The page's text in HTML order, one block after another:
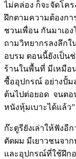
ไม่คล่อง ก็จะจัดโค
ฝึกตามความต้องกา
ชวนเพื่อน กันมาเอ
ถามวิทยากรลงลึกใ
อบรม ตอนนี้ยังเป็น
ร้านในพื้นที่ มีเหมือ
ซื้ออุปกรณ์ อย่างปั้ม
ต้นไปต่อยอด  จนต
หนังหุ้มเบาะได้แล้ว”
ก๊ะตูรียังเล่าให้ฟังอี
ตัดผม มีเยาวชนจา
และอุปกรณ์ที่ใช้ฝึกอ